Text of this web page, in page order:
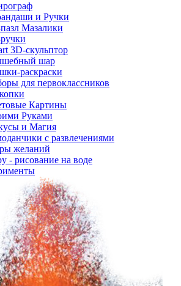
и Ручки
Мазалики
3D-скульптор
шар
раскраски
для первоклассников
Картины
Руками
и Магия
с развлечениями
желаний
- рисование на воде